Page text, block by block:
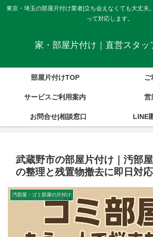
東京・埼玉の部屋片付け業者|立ち会えなくても大丈夫
って対応します。
家・部屋片付け｜直営スタッ
部屋片付けTOP ご
サービスご利用案内 営
お問合せ|相談窓口 LINE
武蔵野市の部屋片付け｜汚部
の整理と残置物撤去に即日対応
汚部屋・ゴミ部屋の片付け